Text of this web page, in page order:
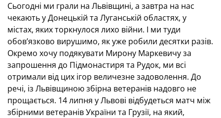
Сьогодні ми грали на Львівщині, а завтра на нас
чекають у Донецькій та Луганській областях, у
містах, яких торкнулося лихо війни. І ми туди
обов’язково вирушимо, як уже робили десятки разів.
Окремо хочу подякувати Мирону Маркевичу за
запрошення до Підмонастиря та Рудок, ми всі
отримали від цих ігор величезне задоволення. До
речі, із Львівщиною збірна ветеранів надовго не
прощається. 14 липня у Львові відбудеться матч між
збірними ветеранів України та Грузії, на який,